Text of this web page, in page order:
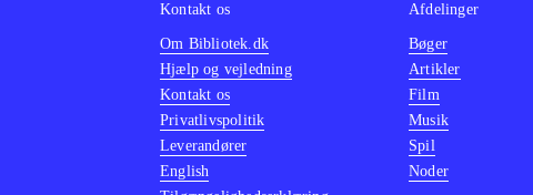
Kontakt os
Om Bibliotek.dk
Hjælp og vejledning
Kontakt os
Privatlivspolitik
Leverandører
English
Afdelinger
Bøger
Artikler
Film
Musik
Spil
Noder